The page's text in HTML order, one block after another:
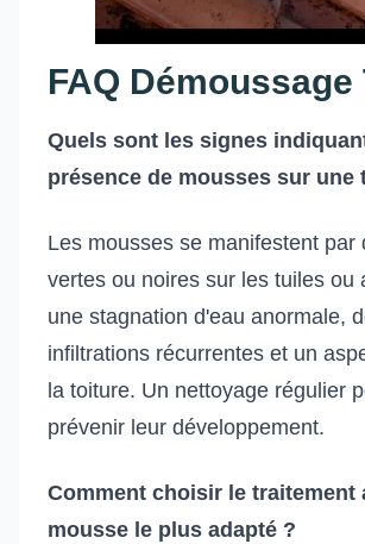
FAQ Démoussage
Quels sont les signes
présence de mousses sur une
Les mousses se manifestent par
vertes ou noires sur les tuiles ou
une stagnation d'eau anormale,
infiltrations récurrentes et un
la toiture. Un nettoyage régulier
prévenir leur développement.
Comment choisir le traitement
mousse le plus adapté ?